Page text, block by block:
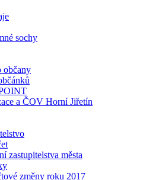
sochy
občany
a ČOV Horní Jiřetín
zastupitelstva města
změny roku 2017